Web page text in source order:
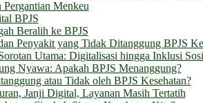
Menkeu
BPJS
Beralih ke BPJS
Penyakit yang Tidak Ditanggung BPJS
Utama: Digitalisasi hingga Inklusi
Nyawa: Apakah BPJS Menanggung?
atau Tidak oleh BPJS Kesehatan?
Janji Digital, Layanan Masih Tertatih